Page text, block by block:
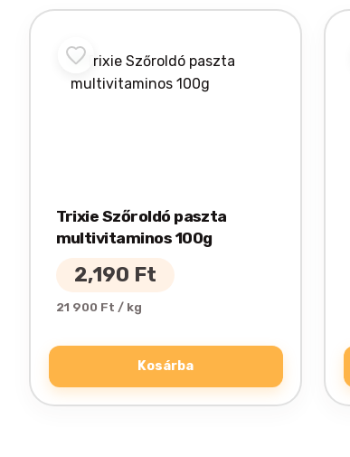
Trixie Szőroldó paszta
multivitaminos 100g
2,190 Ft
21 900 Ft / kg
Kosárba